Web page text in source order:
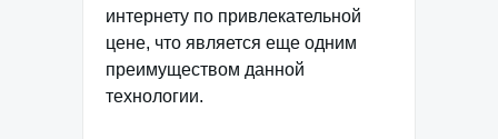
интернету по привлекательной
цене, что является еще одним
преимуществом данной
технологии.